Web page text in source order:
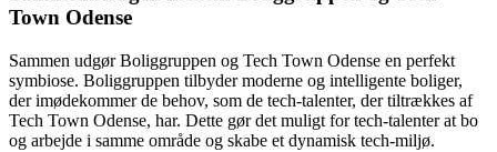
Town Odense
Sammen udgør Boliggruppen og Tech Town Odense en perfekt
symbiose. Boliggruppen tilbyder moderne og intelligente boliger,
der imødekommer de behov, som de tech-talenter, der tiltrækkes af
Tech Town Odense, har. Dette gør det muligt for tech-talenter at bo
og arbejde i samme område og skabe et dynamisk tech-miljø.